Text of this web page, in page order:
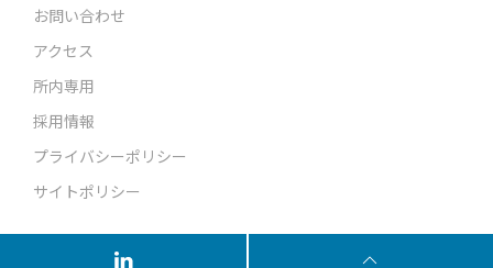
お問い合わせ
アクセス
所内専用
採用情報
プライバシーポリシー
サイトポリシー